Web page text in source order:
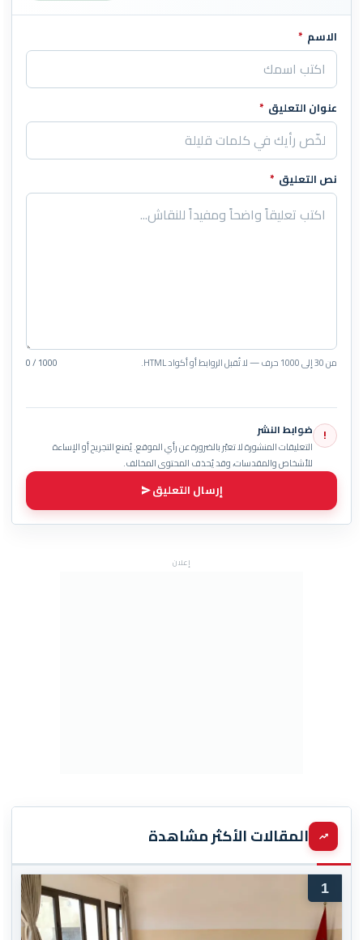
اترك هذا الحقل فارغاً
الاسم *
عنوان التعليق *
نص التعليق *
من 30 إلى 1000 حرف — لا تُقبل الروابط أو أكواد HTML. 0 / 1000
! ضوابط النشر
التعليقات المنشورة لا تعبّر بالضرورة عن رأي الموقع. يُمنع التجريح أو الإساءة
للأشخاص والمقدسات، وقد يُحذف المحتوى المخالف.
إرسال التعليق
إعلان
المقالات الأكثر مشاهدة
1